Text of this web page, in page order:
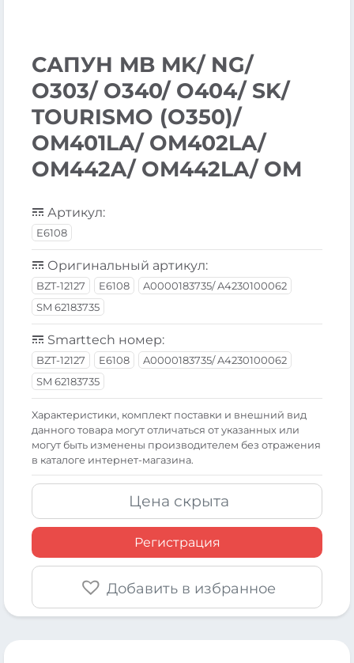
САПУН MB MK/ NG/
O303/ O340/ O404/ SK/
TOURISMO (O350)/
OM401LA/ OM402LA/
OM442A/ OM442LA/ OM
Артикул:
E6108
Оригинальный артикул:
BZT-12127 E6108
A0000183735/ A4230100062
SM 62183735
Smarttech номер:
BZT-12127 E6108
A0000183735/ A4230100062
SM 62183735
Xарактеристики, комплект поставки и внешний вид
данного товара могут отличаться от указанных или
могут быть изменены производителем без отражения
в каталоге интернет-магазина.
Цена скрыта
Регистрация
Добавить в избранное